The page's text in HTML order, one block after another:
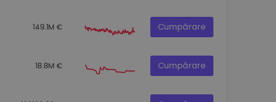
149.1M € Cumpărare
18.8M € Cumpărare